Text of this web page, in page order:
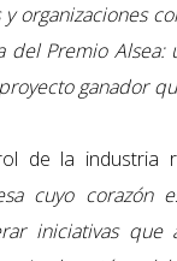
organizaciones
del Premio
ganador
de la industria
cuyo corazón
iniciativas que